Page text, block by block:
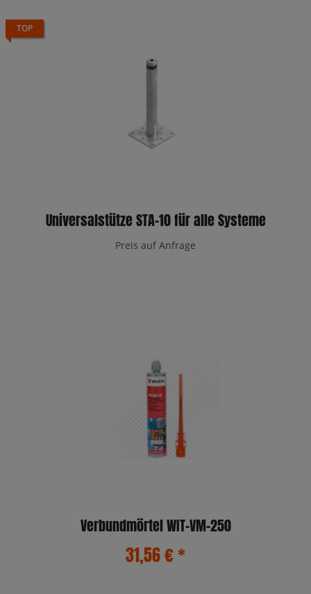
TOP
Universalstütze STA-10 für alle Systeme
Preis auf Anfrage
Verbundmörtel WIT-VM-250
31,56 €*